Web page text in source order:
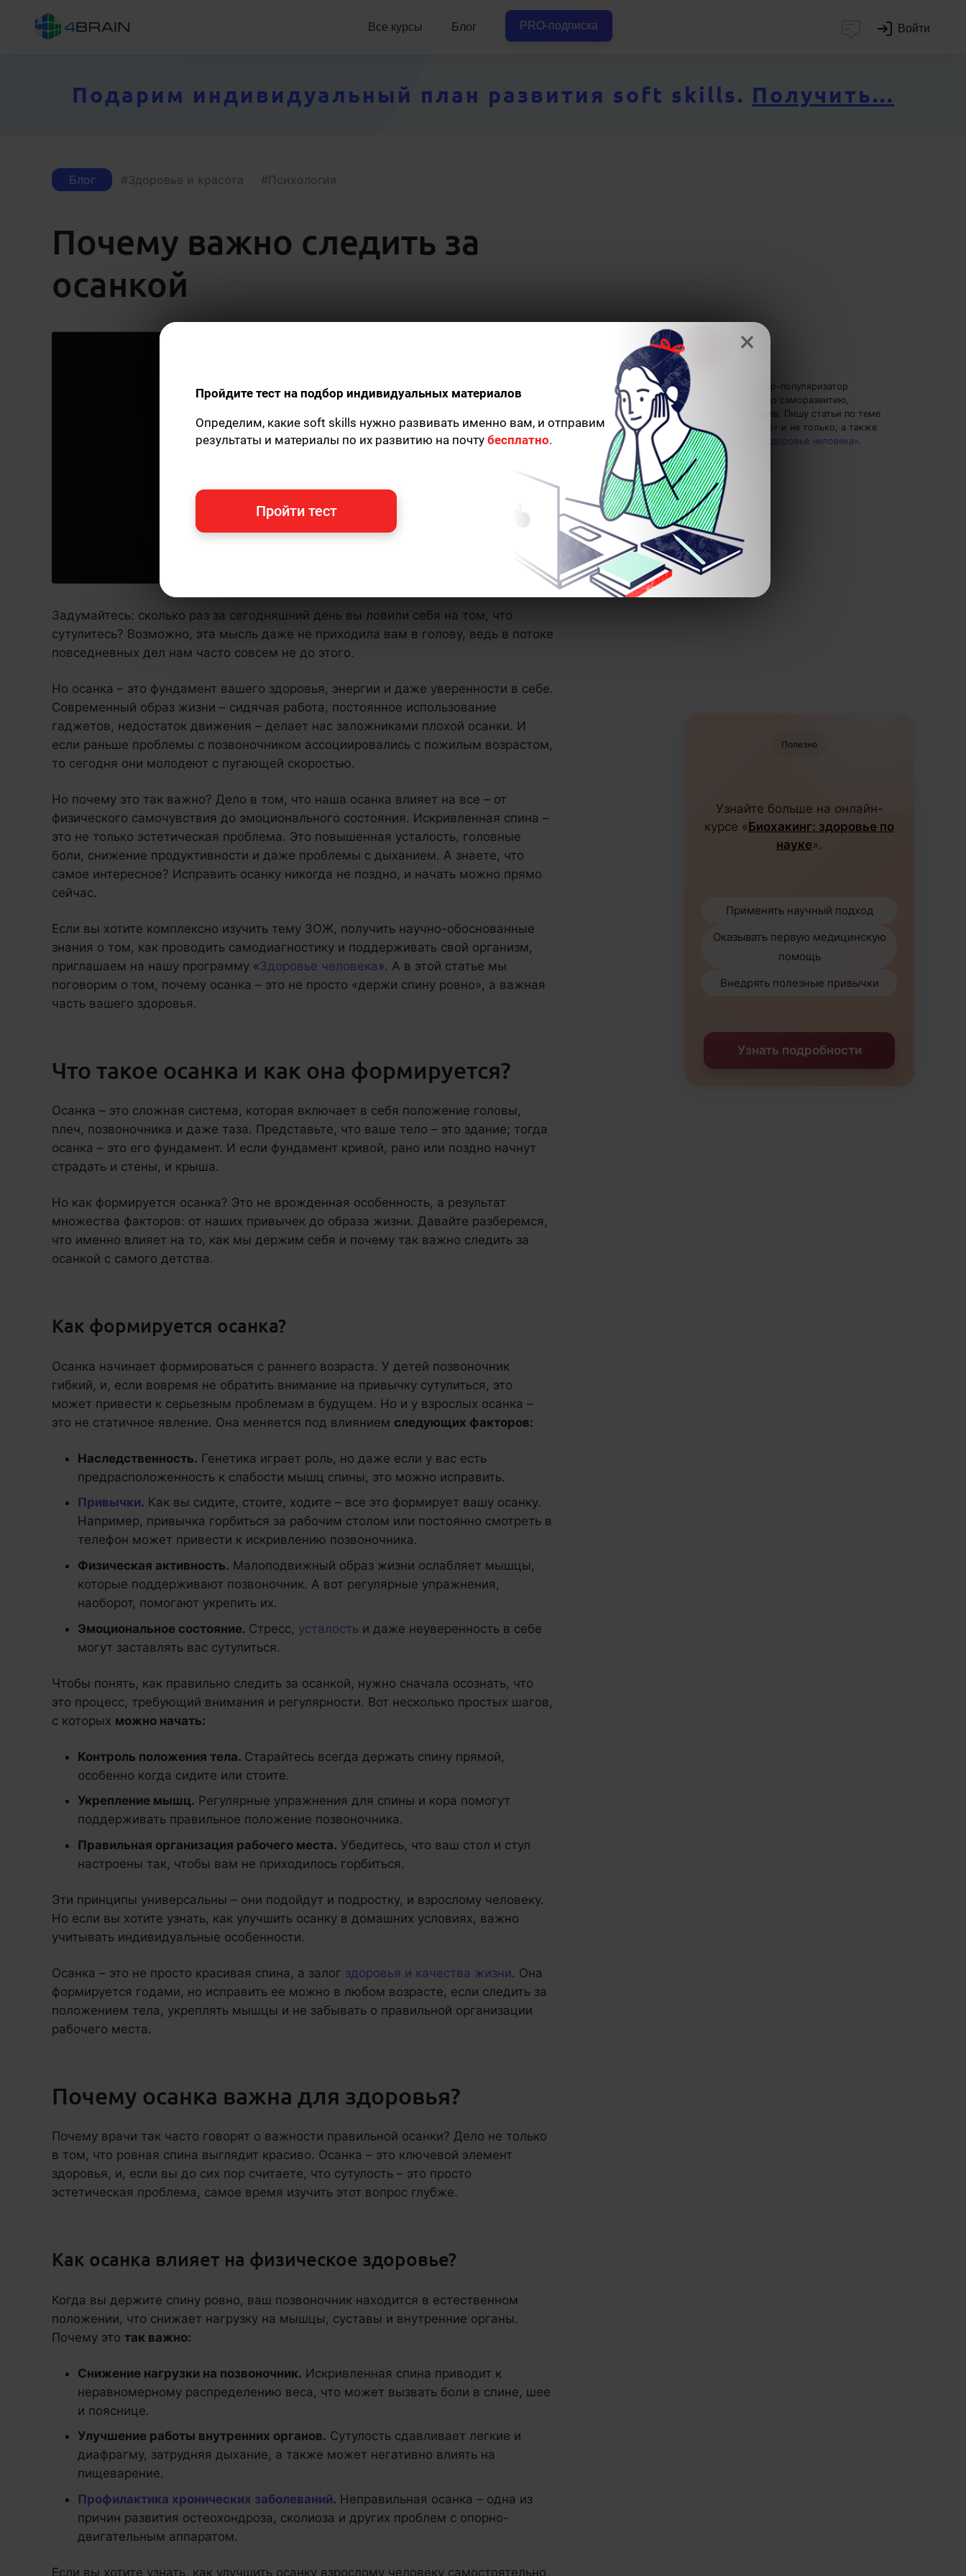
Все курсы Блог PRO-подписка Войти
Подарим индивидуальный план развития soft skills. Получить...
Блог Здоровье и красота Психология
Почему важно следить за
осанкой
Елена Ланта
— автор-популяризатор
экспертных знаний по саморазвитию,
преподаватель танцев. Пишу статьи по теме
«Здоровье и красота»
и не только, а также
рекомендую курс
«Здоровье человека».
Задумайтесь: сколько раз за сегодняшний день вы ловили себя на том, что
сутулитесь? Возможно, эта мысль даже не приходила вам в голову, ведь в потоке
повседневных дел нам часто совсем не до этого.
Но осанка – это фундамент вашего здоровья, энергии и даже уверенности в себе.
Современный образ жизни – сидячая работа, постоянное использование
гаджетов, недостаток движения – делает нас заложниками плохой осанки. И
если раньше проблемы с позвоночником ассоциировались с пожилым возрастом,
то сегодня они молодеют с пугающей скоростью.
Но почему это так важно? Дело в том, что наша осанка влияет на все – от
физического самочувствия до эмоционального состояния. Искривленная спина –
это не только эстетическая проблема. Это повышенная усталость, головные
боли, снижение продуктивности и даже проблемы с дыханием. А знаете, что
самое интересное? Исправить осанку никогда не поздно, и начать можно прямо
сейчас.
Если вы хотите комплексно изучить тему ЗОЖ, получить научно-обоснованные
знания о том, как проводить самодиагностику и поддерживать свой организм,
приглашаем на нашу программу «Здоровье человека». А в этой статье мы
поговорим о том, почему осанка – это не просто «держи спину ровно», а важная
часть вашего здоровья.
Что такое осанка и как она формируется?
Осанка – это сложная система, которая включает в себя положение головы,
плеч, позвоночника и даже таза. Представьте, что ваше тело – это здание; тогда
осанка – это его фундамент. И если фундамент кривой, рано или поздно начнут
страдать и стены, и крыша.
Но как формируется осанка? Это не врожденная особенность, а результат
множества факторов: от наших привычек до образа жизни. Давайте разберемся,
что именно влияет на то, как мы держим себя и почему так важно следить за
осанкой с самого детства.
Как формируется осанка?
Осанка начинает формироваться с раннего возраста. У детей позвоночник
гибкий, и, если вовремя не обратить внимание на привычку сутулиться, это
может привести к серьезным проблемам в будущем. Но и у взрослых осанка –
это не статичное явление. Она меняется под влиянием следующих факторов:
Наследственность. Генетика играет роль, но даже если у вас есть
предрасположенность к слабости мышц спины, это можно исправить.
Привычки. Как вы сидите, стоите, ходите – все это формирует вашу осанку.
Например, привычка горбиться за рабочим столом или постоянно смотреть в
телефон может привести к искривлению позвоночника.
Физическая активность. Малоподвижный образ жизни ослабляет мышцы,
которые поддерживают позвоночник. А вот регулярные упражнения,
наоборот, помогают укрепить их.
Эмоциональное состояние. Стресс, усталость и даже неуверенность в себе
могут заставлять вас сутулиться.
Чтобы понять, как правильно следить за осанкой, нужно сначала осознать, что
это процесс, требующий внимания и регулярности. Вот несколько простых шагов,
с которых можно начать:
Контроль положения тела. Старайтесь всегда держать спину прямой,
особенно когда сидите или стоите.
Укрепление мышц. Регулярные упражнения для спины и кора помогут
поддерживать правильное положение позвоночника.
Правильная организация рабочего места. Убедитесь, что ваш стол и стул
настроены так, чтобы вам не приходилось горбиться.
Эти принципы универсальны – они подойдут и подростку, и взрослому человеку.
Но если вы хотите узнать, как улучшить осанку в домашних условиях, важно
учитывать индивидуальные особенности.
Осанка – это не просто красивая спина, а залог здоровья и качества жизни. Она
формируется годами, но исправить ее можно в любом возрасте, если следить за
положением тела, укреплять мышцы и не забывать о правильной организации
рабочего места.
Почему осанка важна для здоровья?
Почему врачи так часто говорят о важности правильной осанки? Дело не только
в том, что ровная спина выглядит красиво. Осанка – это ключевой элемент
здоровья, и, если вы до сих пор считаете, что сутулость – это просто
эстетическая проблема, самое время изучить этот вопрос глубже.
Как осанка влияет на физическое здоровье?
Когда вы держите спину ровно, ваш позвоночник находится в естественном
положении, что снижает нагрузку на мышцы, суставы и внутренние органы.
Почему это так важно:
Снижение нагрузки на позвоночник. Искривленная спина приводит к
неравномерному распределению веса, что может вызвать боли в спине, шее
и пояснице.
Улучшение работы внутренних органов. Сутулость сдавливает легкие и
диафрагму, затрудняя дыхание, а также может негативно влиять на
пищеварение.
Профилактика хронических заболеваний. Неправильная осанка – одна из
причин развития остеохондроза, сколиоза и других проблем с опорно-
двигательным аппаратом.
Если вы хотите узнать, как улучшить осанку взрослому человеку самостоятельно,
Полезно
Узнайте больше на онлайн-
курсе «Биохакинг: здоровье по
науке».
Применять научный подход
Оказывать первую медицинскую
помощь
Внедрять полезные привычки
Узнать подробности
×
Пройдите тест на подбор индивидуальных материалов
Определим, какие soft skills нужно развивать именно вам, и отправим
результаты и материалы по их развитию на почту бесплатно.
Пройти тест